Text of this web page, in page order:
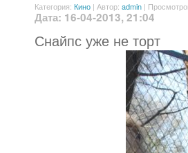
Категория: Кино | Автор: admin |
Дата: 16-04-2013, 21:04
Снайпс уже не торт